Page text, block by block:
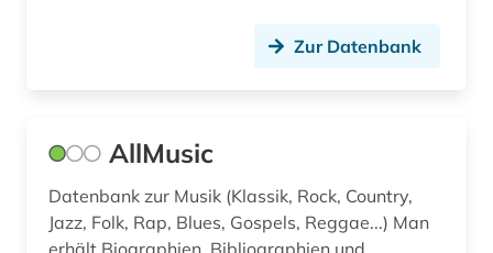
filmografie (1)
finnland (1)
Zur Datenbank
AllMusic
Datenbank zur Musik (Klassik, Rock, Country,
Jazz, Folk, Rap, Blues, Gospels, Reggae...) Man